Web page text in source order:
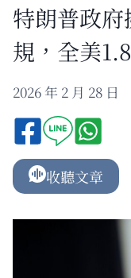
特朗普政
規，全美
2026 年 2 月 28 日
收聽文章